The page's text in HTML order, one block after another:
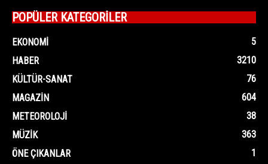
POPÜLER KATEGORİLER
EKONOMI
5
HABER
3210
KÜLTÜR-SANAT
76
MAGAZIN
604
METEOROLOJI
38
MÜZIK
363
ÖNE ÇIKANLAR
1